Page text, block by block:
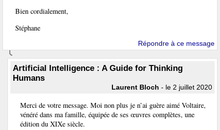
Bien cordialement,
Stéphane
Répondre à ce message
Artificial Intelligence : A Guide for Thinking
Humans
Laurent Bloch - le 2 juillet 2020
Merci de votre message. Moi non plus je n’ai guère aimé Voltaire,
vénéré dans ma famille, équipée de ses œuvres complètes, une
édition du XIXe siècle.